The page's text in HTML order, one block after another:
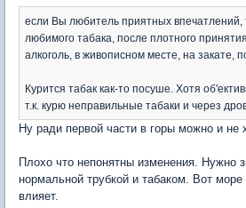
если Вы любитель приятных впечатлений,
любимого табака, после плотного
алкоголь, в живописном месте, на закате,
Курится табак как-то посуше. Хотя
т.к. курю неправильные табаки и через
Ну ради первой части в горы можно и не
Плохо что непонятны изменения. Нужно
нормальной трубкой и табаком. Вот
влияет.